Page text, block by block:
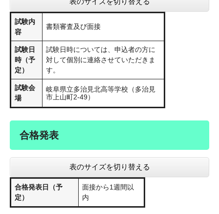
試験内
容
書類審査及び面接
試験日
時（予
定）
試験日時については、申込者の方に
対して個別に連絡させていただきま
す。
試験会
場
岐阜県立多治見北高等学校（多治見
市上山町2-49）
合格発表
表のサイズを切り替える
合格発表日（予
定）
面接から1週間以
内